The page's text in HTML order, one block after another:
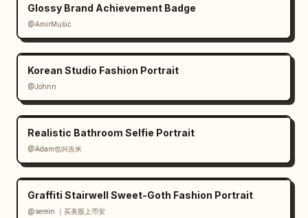
Glossy Brand Achievement Badge
@AmirMušić
Korean Studio Fashion Portrait
@Johnn
Realistic Bathroom Selfie Portrait
@Adam也叫吉米
Graffiti Stairwell Sweet-Goth Fashion Portrait
@serein ｜买美股上币安